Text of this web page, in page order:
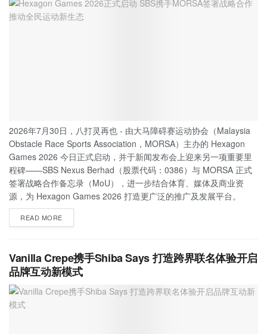
2026年7月30日，八打灵再也 - 由大马障碍赛运动协会（Malaysia
Obstacle Race Sports Association，MORSA）主办的 Hexagon
Games 2026 今日正式启动，并于新闻发布会上迎来另一项重要里
程碑——SBS Nexus Berhad（股票代码：0386）与 MORSA 正式
签署战略合作备忘录（MoU），进一步结合体育、媒体及商业资
源，为 Hexagon Games 2026 打造更广泛的推广及发展平台。
READ MORE
Vanilla Crepe携手Shiba Says 打造跨界联名体验开启
品牌互动新模式